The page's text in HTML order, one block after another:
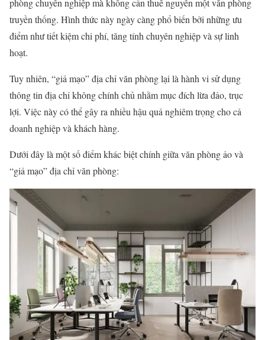
phòng chuyên nghiệp mà không cần thuê nguyên một văn phòng
truyền thống. Hình thức này ngày càng phổ biến bởi những ưu
điểm như tiết kiệm chi phí, tăng tính chuyên nghiệp và sự linh
hoạt.
Tuy nhiên, “giả mạo” địa chỉ văn phòng lại là hành vi sử dụng
thông tin địa chỉ không chính chủ nhằm mục đích lừa đảo, trục
lợi. Việc này có thể gây ra nhiều hậu quả nghiêm trọng cho cả
doanh nghiệp và khách hàng.
Dưới đây là một số điểm khác biệt chính giữa văn phòng ảo và
“giả mạo” địa chỉ văn phòng: